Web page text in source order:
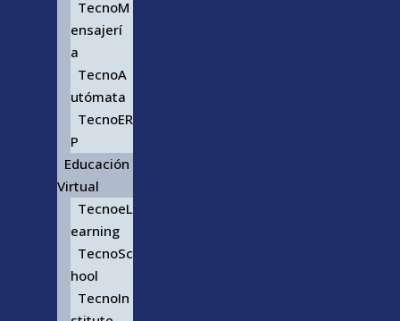
TecnoM
ensajerí
a
TecnoA
utómata
TecnoER
P
Educación
Virtual
TecnoeL
earning
TecnoSc
hool
TecnoIn